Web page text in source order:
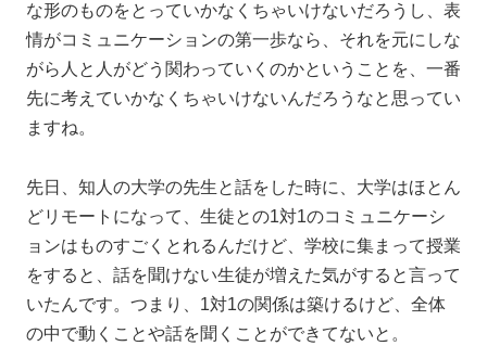
な形のものをとっていかなくちゃいけないだろうし、表
情がコミュニケーションの第一歩なら、それを元にしな
がら人と人がどう関わっていくのかということを、一番
先に考えていかなくちゃいけないんだろうなと思ってい
ますね。
先日、知人の大学の先生と話をした時に、大学はほとん
どリモートになって、生徒との1対1のコミュニケーシ
ョンはものすごくとれるんだけど、学校に集まって授業
をすると、話を聞けない生徒が増えた気がすると言って
いたんです。つまり、1対1の関係は築けるけど、全体
の中で動くことや話を聞くことができてないと。